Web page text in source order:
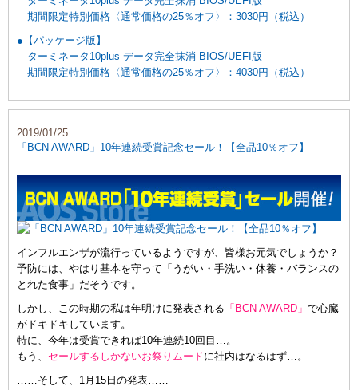
期間限定特別価格〈通常価格の25％オフ〉：3030円（税込）
●【パッケージ版】
ターミネータ10plus データ完全抹消 BIOS/UEFI版
期間限定特別価格〈通常価格の25％オフ〉：4030円（税込）
2019/01/25
「BCN AWARD」10年連続受賞記念セール！【全品10％オフ】
インフルエンザが流行っているようですが、皆様お元気でしょうか？
予防には、やはり基本を守って「うがい・手洗い・休養・バランスの
とれた食事」だそうです。
しかし、この時期の私は年明けに発表される 「BCN AWARD」 で心臓
がドキドキしています。
特に、今年は受賞できれば10年連続10回目…。
もう、 セールするしかないお祭りムードに社内はなるはず…。
……そして、1月15日の発表……